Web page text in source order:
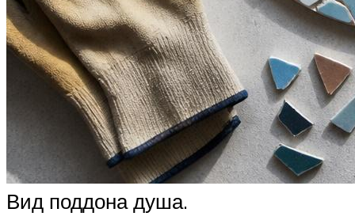
Вид поддона душа.